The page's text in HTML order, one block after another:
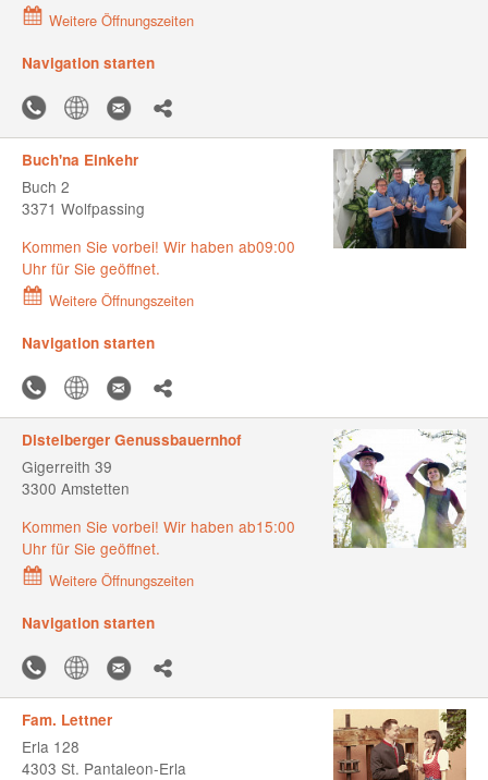
Weitere Öffnungszeiten
Navigation starten
Buch'na Einkehr
Buch 2
3371 Wolfpassing
Kommen Sie vorbei! Wir haben ab09:00
Uhr für Sie geöffnet.
Weitere Öffnungszeiten
Navigation starten
Distelberger Genussbauernhof
Gigerreith 39
3300 Amstetten
Kommen Sie vorbei! Wir haben ab15:00
Uhr für Sie geöffnet.
Weitere Öffnungszeiten
Navigation starten
Fam. Lettner
Erla 128
4303 St. Pantaleon-Erla